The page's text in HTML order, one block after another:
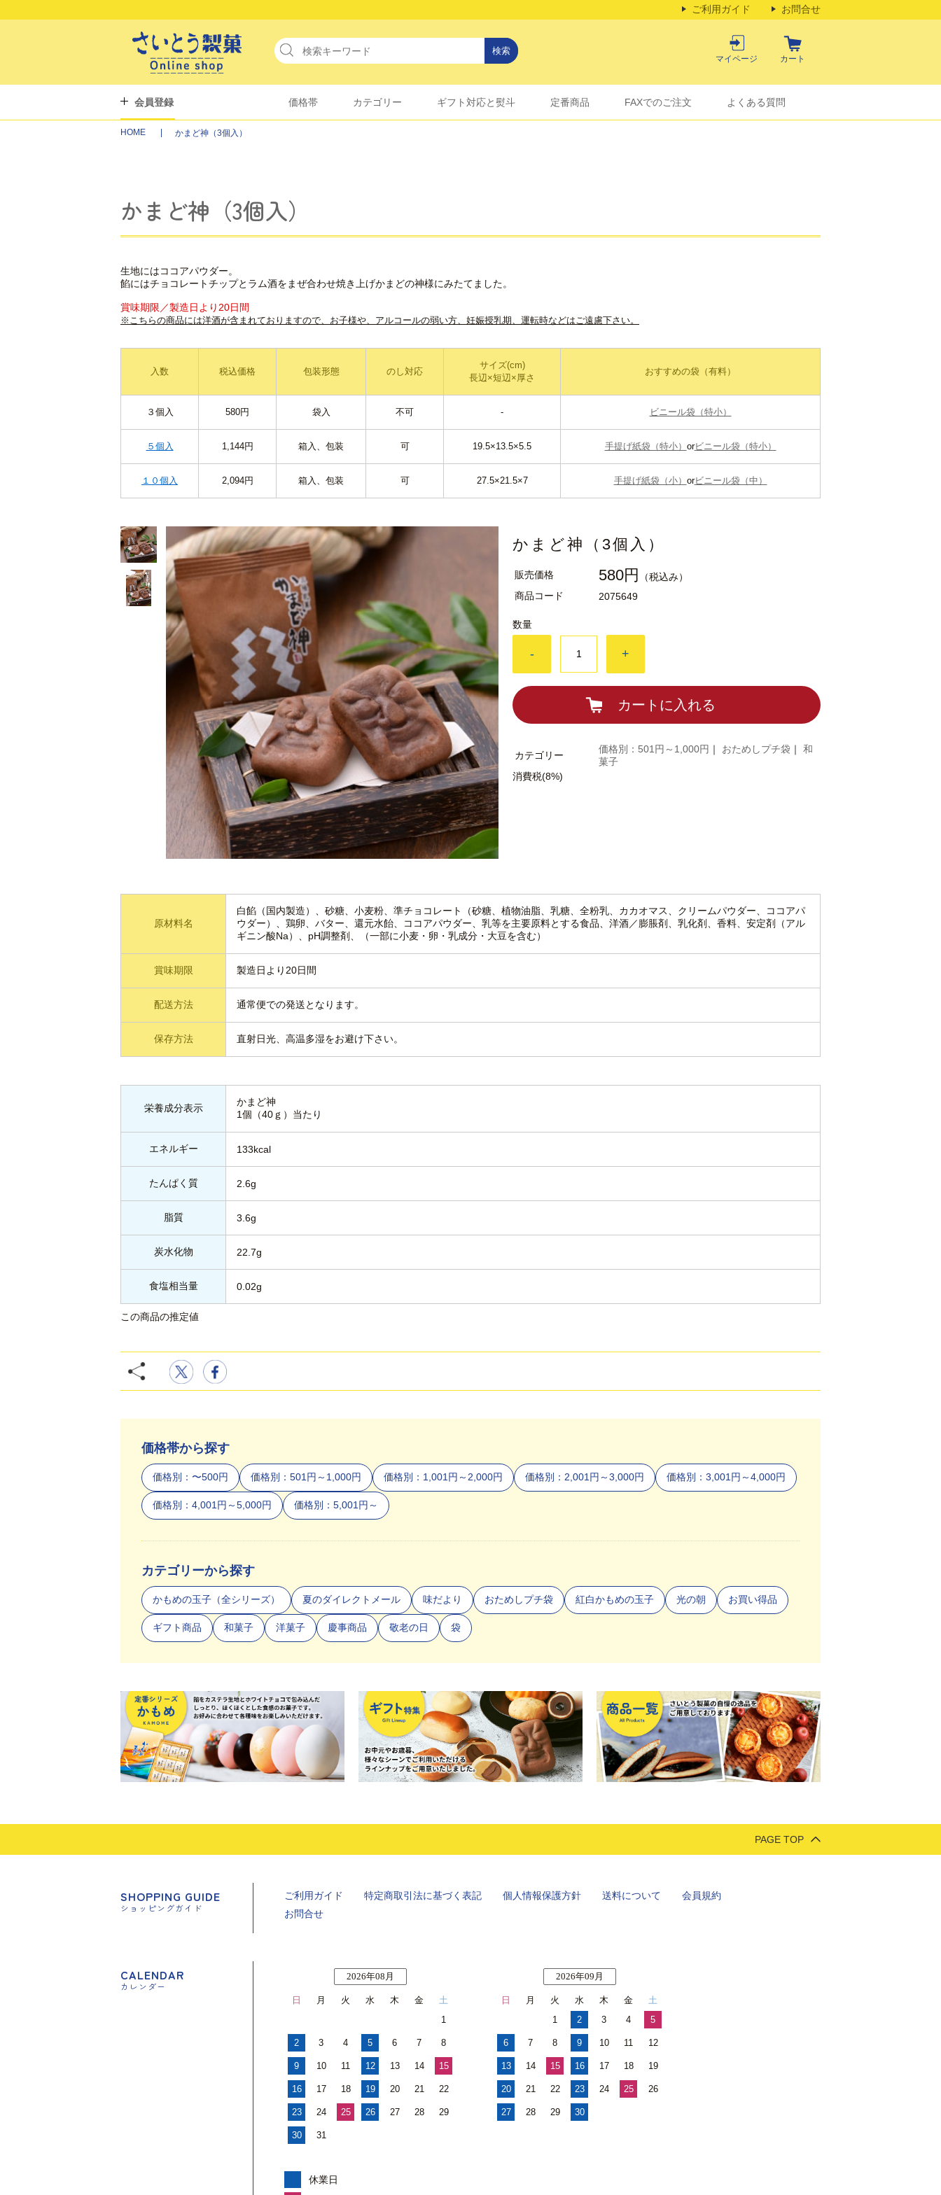
ご利用ガイド お問合せ
マイページ カート
会員登録 価格帯 カテゴリー ギフト対応と熨斗 定番商品 FAXでのご注文 よくある質問
HOME かまど神（3個入）
かまど神（3個入）
生地にはココアパウダー。
餡にはチョコレートチップとラム酒をまぜ合わせ焼き上げかまどの神様にみたてました。
賞味期限／製造日より20日間
※こちらの商品には洋酒が含まれておりますので、お子様や、アルコールの弱い方、妊娠授乳期、運転時などはご遠慮下さい。
入数 税込価格 包装形態 のし対応
サイズ(cm)
長辺×短辺×厚さ
おすすめの袋（有料）
３個入 580円 袋入 不可 - ビニール袋（特小）
５個入 1,144円 箱入、包装 可 19.5×13.5×5.5 手提げ紙袋（特小） orビニール袋（特小）
１０個入 2,094円 箱入、包装 可 27.5×21.5×7 手提げ紙袋（小） orビニール袋（中）
かまど神（3個入）
販売価格 580円
（税込み）
商品コード
2075649
数量
- +
カートに入れる
カテゴリー
価格別：501円～1,000円 ｜ おためしプチ袋 ｜ 和
菓子
消費税(8%)
原材料名
白餡（国内製造）、砂糖、小麦粉、準チョコレート（砂糖、植物油脂、乳糖、全粉乳、カカオマス、クリームパウダー、ココアパ
ウダー）、鶏卵、バター、還元水飴、ココアパウダー、乳等を主要原料とする食品、洋酒／膨脹剤、乳化剤、香料、安定剤（アル
ギニン酸Na）、pH調整剤、（一部に小麦・卵・乳成分・大豆を含む）
賞味期限 製造日より20日間
配送方法 通常便での発送となります。
保存方法 直射日光、高温多湿をお避け下さい。
栄養成分表示
かまど神
1個（40ｇ）当たり
エネルギー 133kcal
たんぱく質 2.6g
脂質 3.6g
炭水化物 22.7g
食塩相当量 0.02g
この商品の推定値
価格帯から探す
価格別：〜500円 価格別：501円～1,000円 価格別：1,001円～2,000円 価格別：2,001円～3,000円 価格別：3,001円～4,000円
価格別：4,001円～5,000円 価格別：5,001円～
カテゴリーから探す
かもめの玉子（全シリーズ） 夏のダイレクトメール 味だより おためしプチ袋 紅白かもめの玉子 光の朝 お買い得品
ギフト商品 和菓子 洋菓子 慶事商品 敬老の日 袋
PAGE TOP
SHOPPING GUIDE
ショッピングガイド
ご利用ガイド 特定商取引法に基づく表記 個人情報保護方針 送料について
会員規約
お問合せ
CALENDAR
カレンダー
2026年08月
日 月 火 水 木 金
土
1
2 3 4 5 6 7 8
9 10 11 12 13 14 15
16 17 18 19 20 21 22
23 24 25 26 27 28 29
30 31
2026年09月
日 月 火 水 木 金
土
1
2 3 4 5
6 7 8 9 10 11 12
13 14 15 16 17 18 19
20 21 22 23 24 25 26
27 28 29 30
休業日